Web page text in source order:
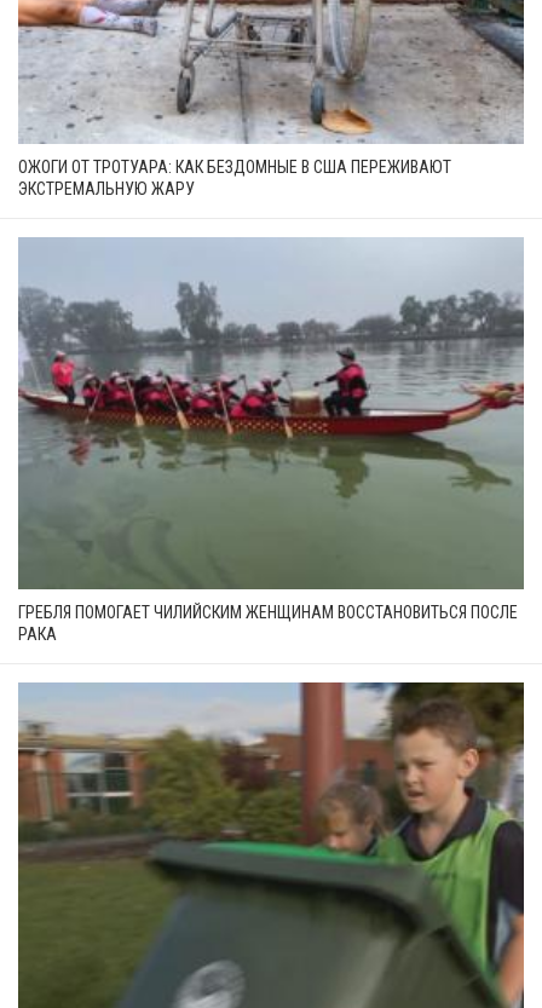
ОЖОГИ ОТ ТРОТУАРА: КАК БЕЗДОМНЫЕ В США ПЕРЕЖИВАЮТ
ЭКСТРЕМАЛЬНУЮ ЖАРУ
ГРЕБЛЯ ПОМОГАЕТ ЧИЛИЙСКИМ ЖЕНЩИНАМ ВОССТАНОВИТЬСЯ ПОСЛЕ
РАКА